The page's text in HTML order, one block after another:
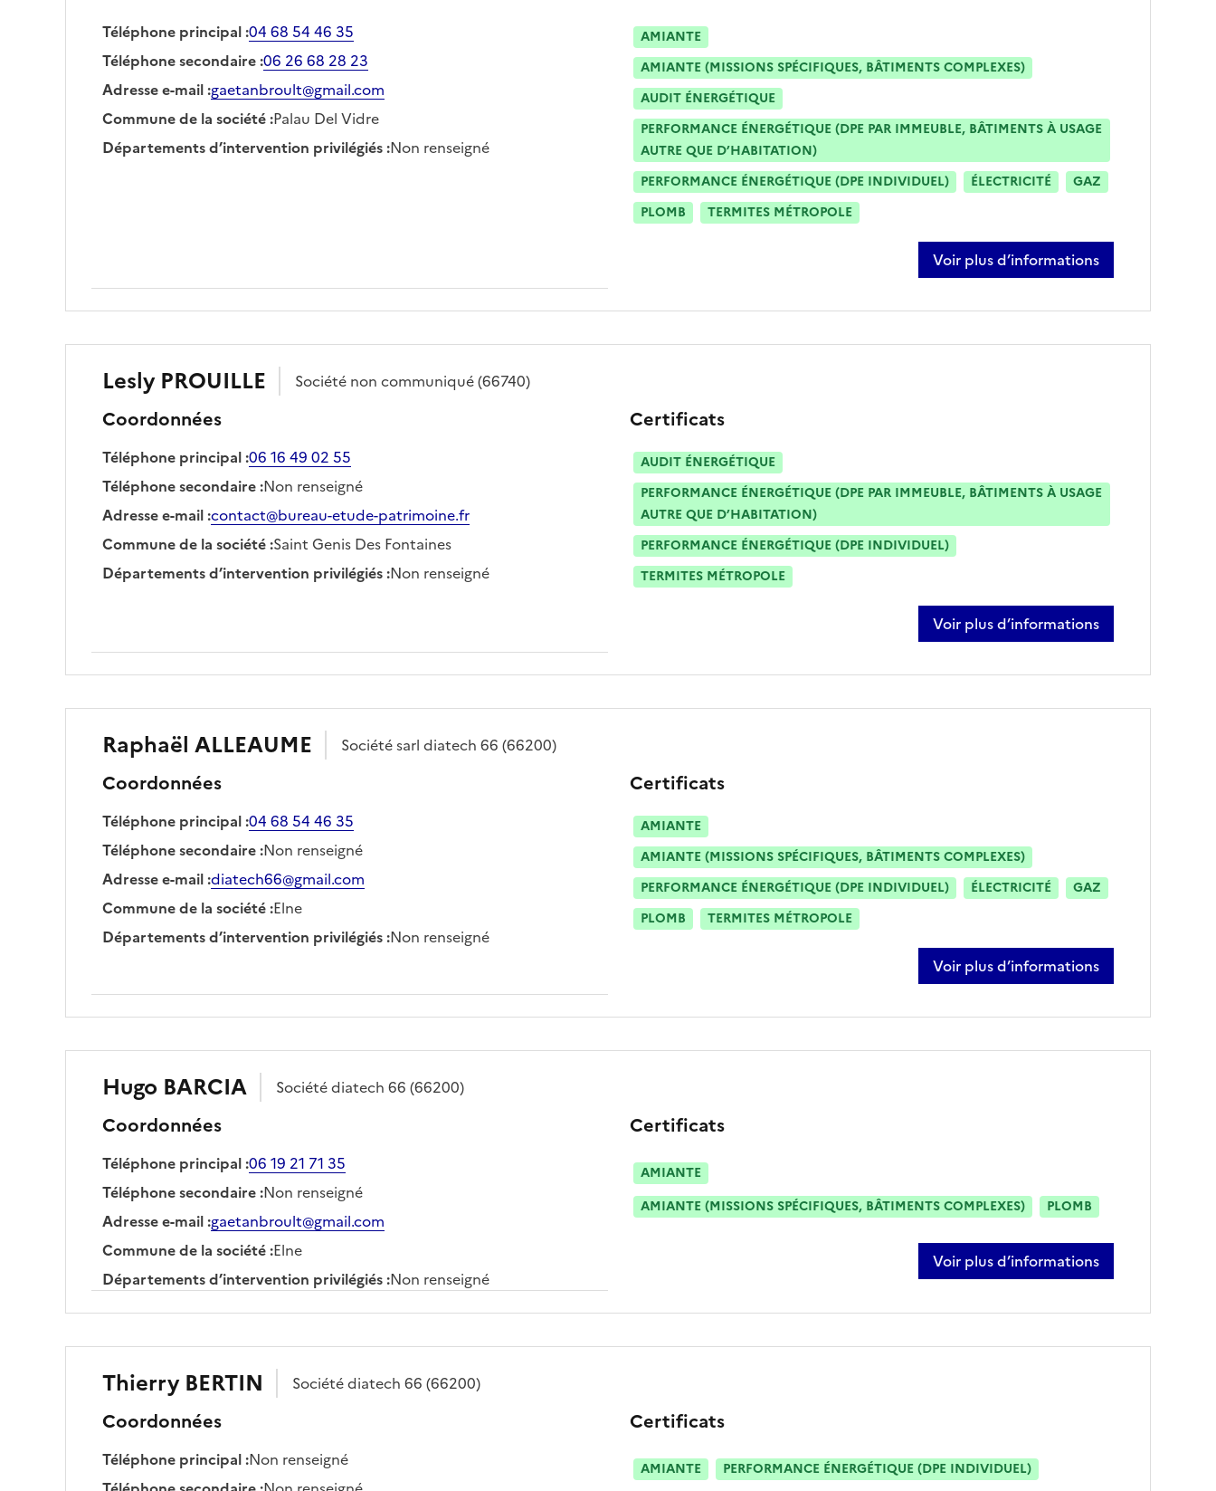
Téléphone principal:04 68 54 46 35
Téléphone secondaire:06 26 68 28 23
Adresse e-mail:gaetanbroult@gmail.com
Commune de la société:Palau Del Vidre
Départements d’intervention privilégiés:Non renseigné
AMIANTE
AMIANTE (MISSIONS SPÉCIFIQUES, BÂTIMENTS COMPLEXES)
AUDIT ÉNERGÉTIQUE
PERFORMANCE ÉNERGÉTIQUE (DPE PAR IMMEUBLE, BÂTIMENTS À USAGE
AUTRE QUE D’HABITATION)
PERFORMANCE ÉNERGÉTIQUE (DPE INDIVIDUEL)
ÉLECTRICITÉ
GAZ
PLOMB
TERMITES MÉTROPOLE
Voir plus d’informations
sur gaëtan broult
Lesly PROUILLE Société non communiqué(66740)
Coordonnées
Téléphone principal:06 16 49 02 55
Téléphone secondaire:Non renseigné
Adresse e-mail:contact@bureau-etude-patrimoine.fr
Commune de la société:Saint Genis Des Fontaines
Départements d’intervention privilégiés:Non renseigné
Certificats
AUDIT ÉNERGÉTIQUE
PERFORMANCE ÉNERGÉTIQUE (DPE PAR IMMEUBLE, BÂTIMENTS À USAGE
AUTRE QUE D’HABITATION)
PERFORMANCE ÉNERGÉTIQUE (DPE INDIVIDUEL)
TERMITES MÉTROPOLE
Voir plus d’informations
sur lesly prouille
Raphaël ALLEAUME Sociétésarl diatech 66 (66200)
Coordonnées
Téléphone principal:04 68 54 46 35
Téléphone secondaire:Non renseigné
Adresse e-mail:diatech66@gmail.com
Commune de la société:Elne
Départements d’intervention privilégiés:Non renseigné
Certificats
AMIANTE
AMIANTE (MISSIONS SPÉCIFIQUES, BÂTIMENTS COMPLEXES)
PERFORMANCE ÉNERGÉTIQUE (DPE INDIVIDUEL)
ÉLECTRICITÉ
GAZ
PLOMB
TERMITES MÉTROPOLE
Voir plus d’informations
sur raphaël alleaume
Hugo BARCIA Sociétédiatech 66 (66200)
Coordonnées
Téléphone principal:06 19 21 71 35
Téléphone secondaire:Non renseigné
Adresse e-mail:gaetanbroult@gmail.com
Commune de la société:Elne
Départements d’intervention privilégiés:Non renseigné
Certificats
AMIANTE
AMIANTE (MISSIONS SPÉCIFIQUES, BÂTIMENTS COMPLEXES)
PLOMB
Voir plus d’informations
sur hugo barcia
Thierry BERTIN Sociétédiatech 66 (66200)
Coordonnées
Téléphone principal:Non renseigné
Certificats
AMIANTE PERFORMANCE ÉNERGÉTIQUE (DPE INDIVIDUEL)